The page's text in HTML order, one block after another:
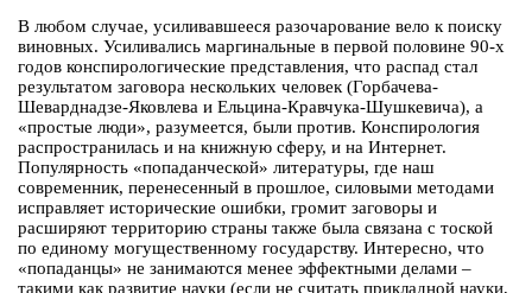
В любом случае, усиливавшееся разочарование вело к поиску
виновных. Усиливались маргинальные в первой половине 90-х
годов конспирологические представления, что распад стал
результатом заговора нескольких человек (Горбачева-
Шеварднадзе-Яковлева и Ельцина-Кравчука-Шушкевича), а
«простые люди», разумеется, были против. Конспирология
распространилась и на книжную сферу, и на Интернет.
Популярность «попаданческой» литературы, где наш
современник, перенесенный в прошлое, силовыми методами
исправляет исторические ошибки, громит заговоры и
расширяют территорию страны также была связана с тоской
по единому могущественному государству. Интересно, что
«попаданцы» не занимаются менее эффектными делами –
такими как развитие науки (если не считать прикладной науки,